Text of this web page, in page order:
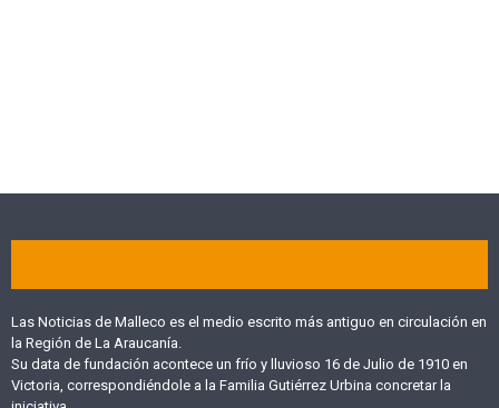
Las Noticias de Malleco es el medio escrito más antiguo en circulación en
la Región de La Araucanía.
Su data de fundación acontece un frío y lluvioso 16 de Julio de 1910 en
Victoria, correspondiéndole a la Familia Gutiérrez Urbina concretar la